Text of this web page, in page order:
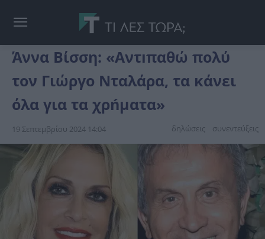
Άννα Βίσση: «Αντıπαθώ πολύ
τον Γιώργο Νταλάρα, τα κάνει
όλα για τα χρńματα»
19 Σεπτεμβρίου 2024 14:04 δηλώσεις συνεντεύξεις